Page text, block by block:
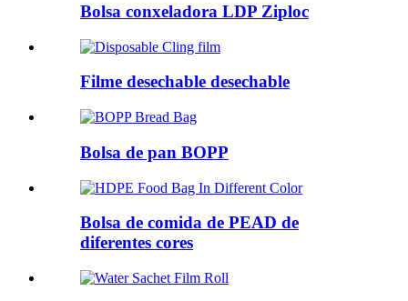
Bolsa conxeladora LDP Ziploc
Filme desechable desechable
Bolsa de pan BOPP
Bolsa de comida de PEAD de
diferentes cores